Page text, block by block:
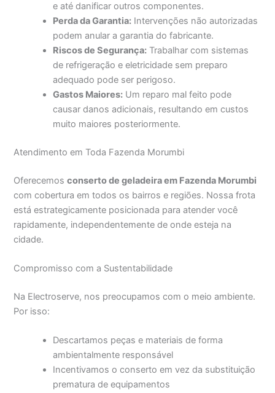
e até danificar outros componentes.
Perda da Garantia: Intervenções não autorizadas
podem anular a garantia do fabricante.
Riscos de Segurança: Trabalhar com sistemas
de refrigeração e eletricidade sem preparo
adequado pode ser perigoso.
Gastos Maiores: Um reparo mal feito pode
causar danos adicionais, resultando em custos
muito maiores posteriormente.
Atendimento em Toda Fazenda Morumbi
Oferecemosconserto de geladeira em Fazenda Morumbi
com cobertura em todos os bairros e regiões. Nossa frota
está estrategicamente posicionada para atender você
rapidamente, independentemente de onde esteja na
cidade.
Compromisso com a Sustentabilidade
Na Electroserve, nos preocupamos com o meio ambiente.
Por isso:
Descartamos peças e materiais de forma
ambientalmente responsável
Incentivamos o conserto em vez da substituição
prematura de equipamentos